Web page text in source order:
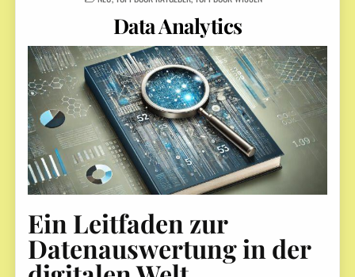
Data Analytics
Ein Leitfaden zur
Datenauswertung in der